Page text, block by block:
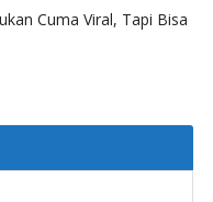
Cuma Viral, Tapi Bisa